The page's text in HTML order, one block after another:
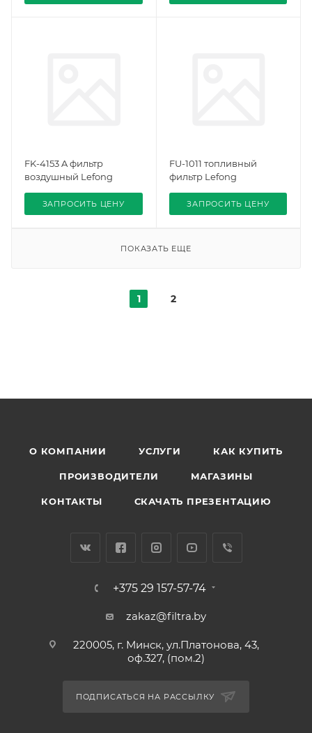
FK-4153 A фильтр
воздушный Lefong
ЗАПРОСИТЬ ЦЕНУ
FU-1011 топливный
фильтр Lefong
ЗАПРОСИТЬ ЦЕНУ
ПОКАЗАТЬ ЕЩЕ
1 2
О КОМПАНИИ УСЛУГИ КАК КУПИТЬ
ПРОИЗВОДИТЕЛИ МАГАЗИНЫ
КОНТАКТЫ СКАЧАТЬ ПРЕЗЕНТАЦИЮ
+375 29 157-57-74
zakaz@filtra.by
220005, г. Минск, ул.Платонова, 43,
оф.327, (пом.2)
ПОДПИСАТЬСЯ НА РАССЫЛКУ